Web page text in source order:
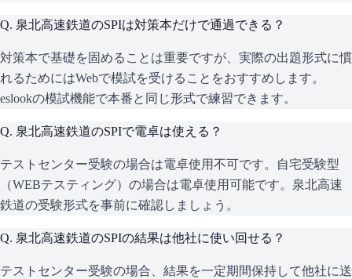
Q. 泉北高速鉄道のSPIは対策本だけで通過できる？
対策本で基礎を固めることは重要ですが、実際の出題形式に慣
れるためにはWebで模試を受けることをおすすめします。
eslookの模試機能で本番と同じ形式で練習できます。
Q. 泉北高速鉄道のSPIで電卓は使える？
テストセンター受験の場合は電卓使用不可です。自宅受験型
（WEBテスティング）の場合は電卓使用可能です。泉北高速
鉄道の受験形式を事前に確認しましょう。
Q. 泉北高速鉄道のSPIの結果は他社に使い回せる？
テストセンター受験の場合、結果を一定期間保持して他社に送